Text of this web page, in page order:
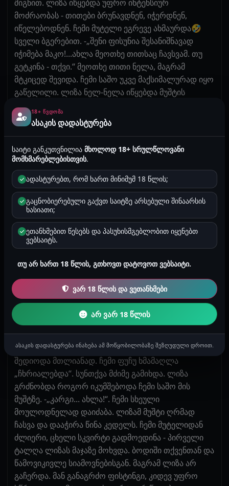
შიგნით. ლიზა იწყებდა უფრო ინტენსიურ
მოძრაობას - თითები ბრუნავდნენ, იჭერდნენ,
იწელებოდნენ. ჩემი მუტელი ეგრევე ახმაურდა🤣
სველი ბგერებით. -„შენი ფისუნია შესანიშნავად
იჭიმება მაკო!...ახლა მეოთხე თითსაც ჩავსვამ. თუ
გეტკინა - თქვი.“ მეოთხე თითი ნელა, მაგრამ
მტკიცედ შევიდა. ჩემი საშო უკვე მაქსიმალურად იყო
გაწელილი. ლიზა ნელ-ნელა იწყებდა მუშტის
ფორმირებას. მისი ხელი ბრუნავდა შიგნით, თითები
იკეცებოდა. თან ამატებდა ლუბრიკანტს. -„ახლა
მაკო...მე შეგიდებთ მთელ მუშტს. ნელა და ღრმად
ისუნთქეთ!.“ გამეღიმა და თავი დავუქნიე. ლიზამ
ლუბრიკანტი კიდევ წაისვა ხელზე და ძალიან ნელა,
სანტიმეტრი-სანტიმეტრზე, დაიწყო მუშტის შეყვანა.
ჩემი მუტელი იჭიმებოდა, იწელებოდა...და ბოლოს
მთელი მუშტი შევიდა შიგნით. ლიზას მაჯა ბაგეებთან
იყო მიჭერილი. -„კარგი გოგო...მთელი მუშტი
შიგნით გაქვს. ახლა მე გავაკეთებ ფისტინგს.“ ლიზამ
დაიწყო ნელი, მაგრამ ღრმა მოძრაობები. მუშტი
შიგნით-გარეთ მოძრაობდა, ტრიალებდა, ზეწოლას
ახდენდა G-წერტილზე და წინა კედელზე. ჩემი
სხეული იკუმშებოდა, ფეხები ამიკანკალდა. ლიზა
მეორე ხელით იჭერდა ჩემს კლიტორს და
ერთდროულად ასტიმულირებდა. თან
მესაუბრებოდა. -„გამოუშვი...გამოუშვი ყველაფერი,
პაციენტო. მე მინდა რომ სკვირტი გააკეთოდ.“ მან
დაიწყო უფრო სწრაფი და ღრმა ფისტინგი. მისი
მუშტი თითქმის ბოლომდე გამოდიოდა და ისევ
შედიოდა მთლიანად. ჩემი ფუჩუ ხმამაღლა
„ჩხრიალებდა“. სუნთქვა მძიმე გამიხდა. ლიზა
გრძნობდა როგორ იკუმშებოდა ჩემი საშო მის
მუშტზე. -„კარგი... ახლა!“. ჩემი სხეული
მოულოდნელად დაიძაბა. ლიზამ მუშტი ღრმად
ჩასვა და დააჭირა წინა კედელს. ჩემი მუტელიდან
ძლიერი, ცხელი სკვირტი გადმოედინა - პირველი
ტალღა ლიზას მაჯაზე მოხვდა. ბოდიში თქვენთან და
წამოვიკივლე სიამოვნებისგან. მაგრამ ლიზა არ
გაჩერდა. მან განაგრძო ფისტინგი, კიდევ უფრო
18+ ᲬᲕᲓᲝᲛᲐ
ასაკის დადასტურება
საიტი განკუთვნილიამხოლოდ 18+ სრულწლოვანი
მომხმარებლებისთვის.
ადასტურებთ, რომ ხართ მინიმუმ 18 წლის;
გაცნობიერებული გაქვთ საიტზე არსებული შინაარსის
ხასიათი;
ეთანხმებით წესებს და პასუხისმგებლობით იყენებთ
ვებსაიტს.
თუ არ ხართ 18 წლის, გთხოვთ დატოვოთ ვებსაიტი.
ვარ 18 წლის და ვეთანხმები
არ ვარ 18 წლის
ასაკის დადასტურება ინახება ამ მოწყობილობაზე შეზღუდული დროით.